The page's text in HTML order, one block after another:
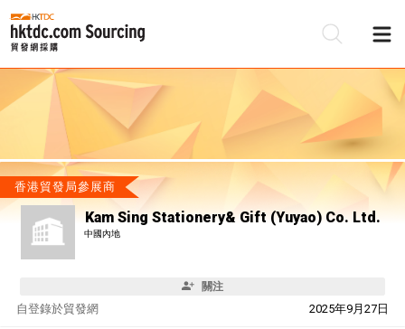
香港貿發局參展商
Kam Sing Stationery& Gift (Yuyao) Co. Ltd.
中國內地
關注
自 2025年9月27日
登錄於貿發網